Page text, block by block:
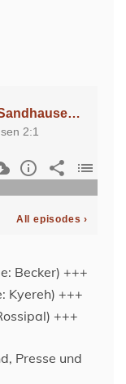
Becker) +++
Kyereh) +++
+++
Presse und